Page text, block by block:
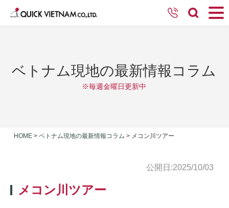
ベトナム現地の最新情報コラム
※毎週金曜日更新中
HOME > ベトナム現地の最新情報コラム > メコン川ツアー
公開日:2025/10/03
メコン川ツアー